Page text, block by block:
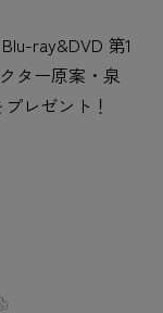
ray&DVD 第1
ター原案・泉
レゼント！